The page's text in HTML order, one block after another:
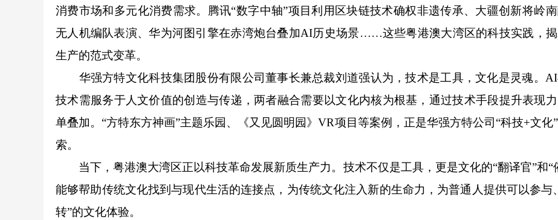
消费市场和多元化消费需求。腾讯“数字中轴”项目利用区块链技术确权非遗传承、大疆创新将岭
无人机编队表演、华为河图引擎在赤湾炮台叠加AI历史场景……这些粤港澳大湾区的科技实践，
生产的范式变革。
华强方特文化科技集团股份有限公司董事长兼总裁刘道强认为，技术是工具，文化是灵魂。
技术需服务于人文价值的创造与传递，两者融合需要以文化内核为根基，通过技术手段提升表现
单叠加。“方特东方神画”主题乐园、《又见圆明园》VR项目等案例，正是华强方特公司“科技+文化
索。
当下，粤港澳大湾区正以科技革命发展新质生产力。技术不仅是工具，更是文化的“翻译官”和“
能够帮助传统文化找到与现代生活的连接点，为传统文化注入新的生命力，为普通人提供可以参与
转”的文化体验。